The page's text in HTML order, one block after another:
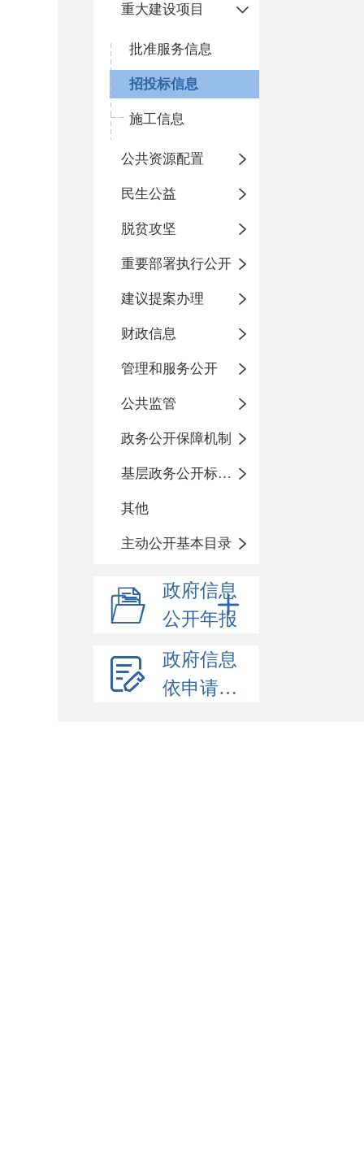
重大建设项目
批准服务信息
招投标信息
施工信息
公共资源配置
民生公益
脱贫攻坚
重要部署执行公开
建议提案办理
财政信息
管理和服务公开
公共监管
政务公开保障机制
基层政务公开标准化目录
其他
主动公开基本目录
政府信息
公开年报
政府信息
依申请公开